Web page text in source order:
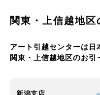
関東・上信越地区
アート引越センターは日
関東・上信越地区のお